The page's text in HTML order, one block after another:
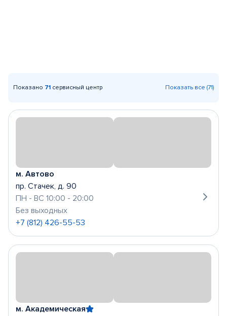
Показано 71 сервисный центр Показать все (71)
м. Автово
пр. Стачек, д. 90
ПН - ВС 10:00 - 20:00
Без выходных
+7 (812) 426-55-53
м. Академическая